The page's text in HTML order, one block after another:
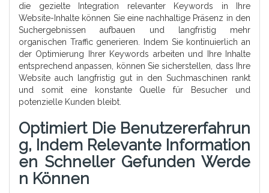
die gezielte Integration relevanter Keywords in Ihre
Website-Inhalte können Sie eine nachhaltige Präsenz in den
Suchergebnissen aufbauen und langfristig mehr
organischen Traffic generieren. Indem Sie kontinuierlich an
der Optimierung Ihrer Keywords arbeiten und Ihre Inhalte
entsprechend anpassen, können Sie sicherstellen, dass Ihre
Website auch langfristig gut in den Suchmaschinen rankt
und somit eine konstante Quelle für Besucher und
potenzielle Kunden bleibt.
Optimiert Die Benutzererfahrun
G, Indem Relevante Information
En Schneller Gefunden Werde
N Können